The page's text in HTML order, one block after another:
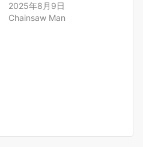
2025年8月9日
Chainsaw Man